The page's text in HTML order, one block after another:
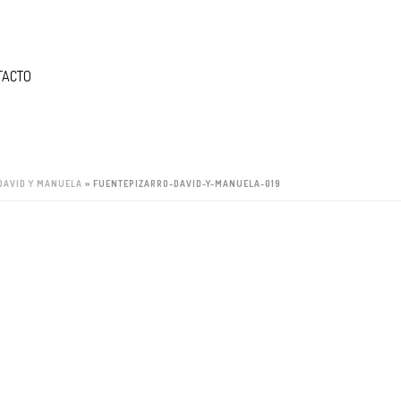
Y MANUELA » FUENTEPIZARRO-DAVID-Y-MANUELA-019